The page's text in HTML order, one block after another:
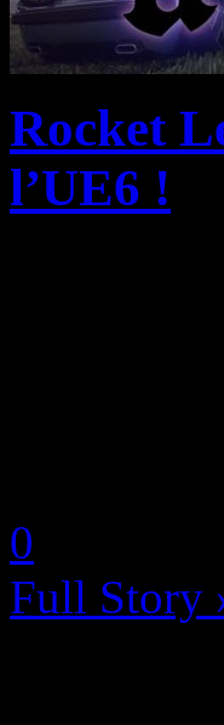
Rocket
l’UE6 !
0
Full Story